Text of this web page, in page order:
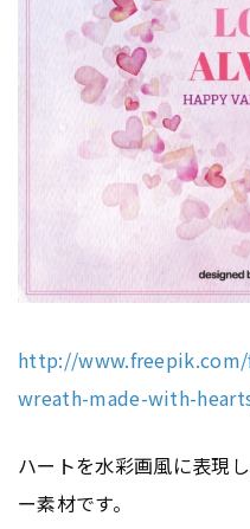
http://
wreath-made-with-
ハートを水彩画風に表現
ー素材です。